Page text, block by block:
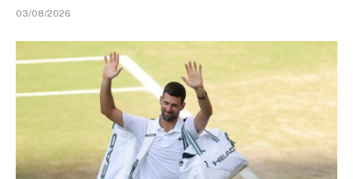
03/08/2026